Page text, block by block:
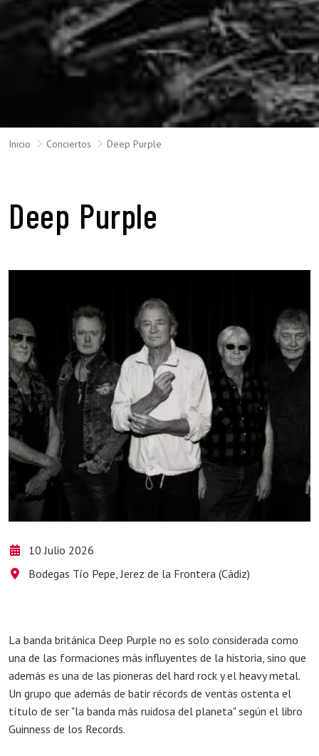
Inicio Conciertos Deep Purple
Deep Purple
10 Julio 2026
Bodegas Tío Pepe, Jerez de la Frontera (Cádiz)
La banda británica Deep Purple no es solo considerada como
una de las formaciones más influyentes de la historia, sino que
además es una de las pioneras del hard rock y el heavy metal.
Un grupo que además de batir récords de ventas ostenta el
título de ser "la banda más ruidosa del planeta" según el libro
Guinness de los Records.